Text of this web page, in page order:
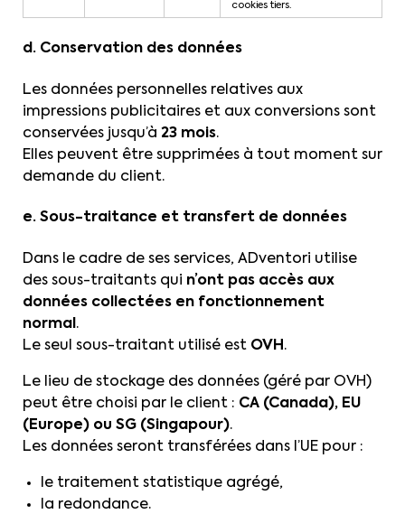
cookies tiers.
d. Conservation des données
Les données personnelles relatives aux
impressions publicitaires et aux conversions sont
conservées jusqu’à 23 mois.
Elles peuvent être supprimées à tout moment sur
demande du client.
e. Sous-traitance et transfert de données
Dans le cadre de ses services, ADventori utilise
des sous-traitants qui n’ont pas accès aux
données collectées en fonctionnement
normal.
Le seul sous-traitant utilisé est OVH.
Le lieu de stockage des données (géré par OVH)
peut être choisi par le client : CA (Canada), EU
(Europe) ou SG (Singapour).
Les données seront transférées dans l’UE pour :
le traitement statistique agrégé,
la redondance.